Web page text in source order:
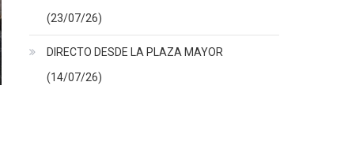
(23/07/26)
DIRECTO DESDE LA PLAZA MAYOR
(14/07/26)